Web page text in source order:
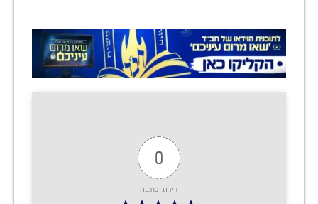
0
דירוג כתבה